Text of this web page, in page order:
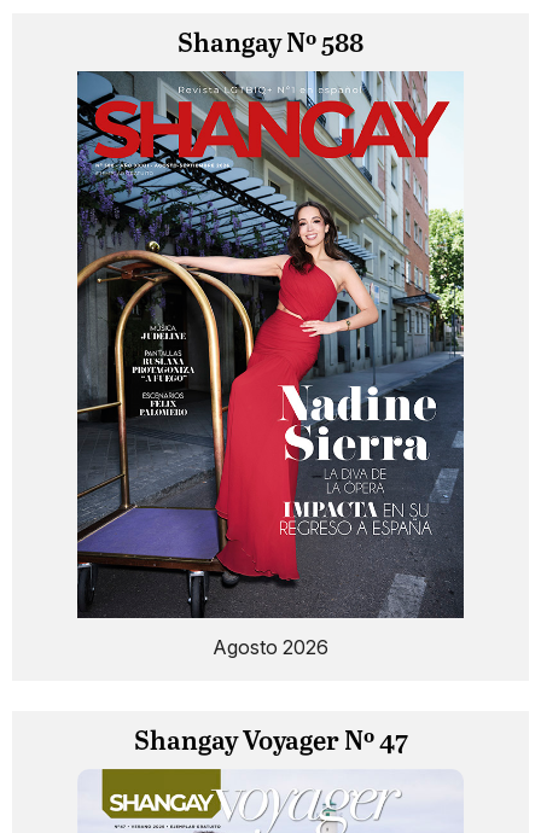
Shangay Nº 588
Agosto 2026
Shangay Voyager Nº 47